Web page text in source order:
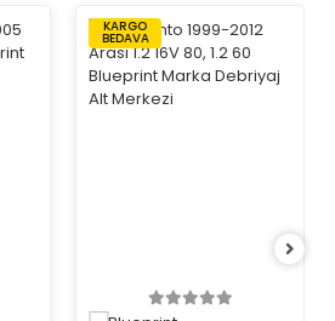
KARGO
BEDAVA